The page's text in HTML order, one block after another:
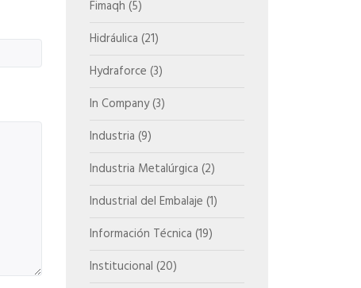
Fimaqh (5)
Hidráulica (21)
Hydraforce (3)
In Company(3)
Industria (9)
Industria Metalúrgica (2)
Industrial del Embalaje (1)
Información Técnica (19)
Institucional (20)